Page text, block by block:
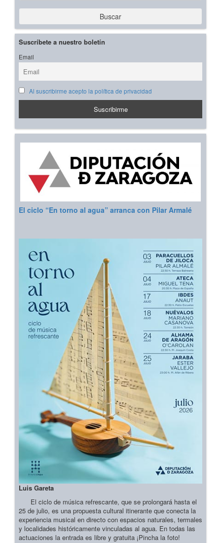
Buscar
Suscríbete a nuestro boletín
Email
Al suscribirme acepto la política de privacidad
El ciclo “En torno al agua” arranca con Pilar Armalé
Luis Gareta
El ciclo de música refrescante, que se prolongará hasta el
25 de julio, es una propuesta cultural itinerante que conecta la
experiencia musical en directo con espacios naturales, termales
y localidades históricamente vinculadas al agua. En todas las
actuaciones la entrada es libre y gratuita ¡Pincha la foto!